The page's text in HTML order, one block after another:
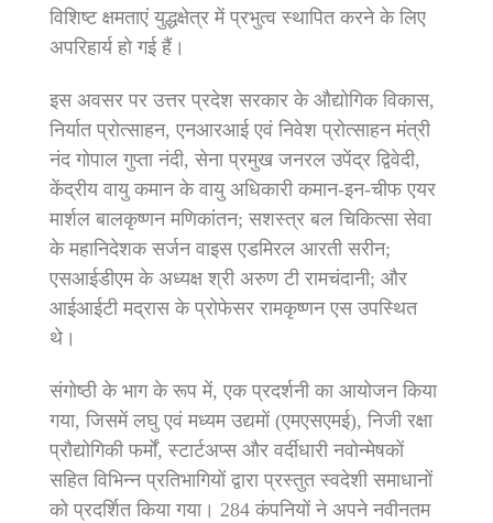
विशिष्ट क्षमताएं युद्धक्षेत्र में प्रभुत्व स्थापित करने के लिए
अपरिहार्य हो गई हैं।
इस अवसर पर उत्तर प्रदेश सरकार के औद्योगिक विकास,
निर्यात प्रोत्साहन, एनआरआई एवं निवेश प्रोत्साहन मंत्री
नंद गोपाल गुप्ता नंदी, सेना प्रमुख जनरल उपेंद्र द्विवेदी,
केंद्रीय वायु कमान के वायु अधिकारी कमान-इन-चीफ एयर
मार्शल बालकृष्णन मणिकांतन; सशस्त्र बल चिकित्सा सेवा
के महानिदेशक सर्जन वाइस एडमिरल आरती सरीन;
एसआईडीएम के अध्यक्ष श्री अरुण टी रामचंदानी; और
आईआईटी मद्रास के प्रोफेसर रामकृष्णन एस उपस्थित
थे।
संगोष्ठी के भाग के रूप में, एक प्रदर्शनी का आयोजन किया
गया, जिसमें लघु एवं मध्यम उद्यमों (एमएसएमई), निजी रक्षा
प्रौद्योगिकी फर्मों, स्टार्टअप्स और वर्दीधारी नवोन्मेषकों
सहित विभिन्न प्रतिभागियों द्वारा प्रस्तुत स्वदेशी समाधानों
को प्रदर्शित किया गया। 284 कंपनियों ने अपने नवीनतम